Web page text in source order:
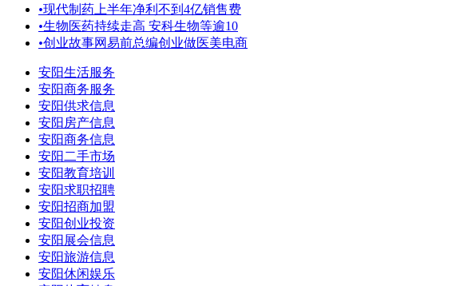
•现代制药上半年净利不到4亿销售费
•生物医药持续走高 安科生物等逾10
•创业故事网易前总编创业做医美电商
安阳生活服务
安阳商务服务
安阳供求信息
安阳房产信息
安阳商务信息
安阳二手市场
安阳教育培训
安阳求职招聘
安阳招商加盟
安阳创业投资
安阳展会信息
安阳旅游信息
安阳休闲娱乐